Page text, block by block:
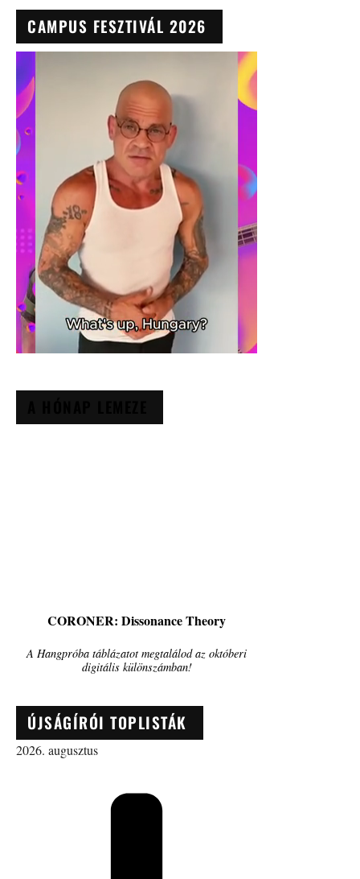
CAMPUS FESZTIVÁL 2026
CORONER: Dissonance Theory
A Hangpróba táblázatot megtalálod az októberi
digitális különszámban!
ÚJSÁGÍRÓI TOPLISTÁK
2026. augusztus